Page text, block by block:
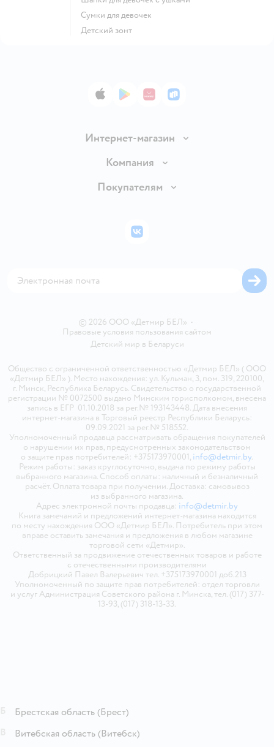
Сумки для девочек
Детский зонт
App StoreGoogle Play
AppGallery
RuStore
Интернет-магазин
Доставка и оплата
Правила продажи
Политика использования файлов cookie
Компания
Вакансии
Покупателям
Бонусные карты
© 2026 ООО «Детмир БЕЛ» •
Правовые условия пользования сайтом
Детский мир в Беларуси
Общество с ограниченной ответственностью «Детмир БЕЛ» ( ООО
«Детмир БЕЛ» ). Место нахождения: ул. Кульман, 3, пом. 319, 220100,
г. Минск, Республика Беларусь. Свидетельство о государственной
регистрации № 0072500 выдано Минским горисполкомом, внесена
запись в ЕГР 01.10.2018 за рег.№ 193143448. Дата внесения
интернет-магазина в Торговый реестр Республики Беларусь:
09.09.2021 за рег.№ 518552.
Уполномоченный продавца рассматривать обращения покупателей
о нарушении их прав, предусмотренных законодательством
о защите прав потребителей: +375173970001, info@detmir.by.
Режим работы: заказ круглосуточно, выдача по режиму работы
выбранного магазина. Способ оплаты: наличный и безналичный
расчёт. Оплата товара при получении. Доставка: самовывоз
из выбранного магазина.
Адрес электронной почты продавца: info@detmir.by
Книга замечаний и предложений интернет-магазина находится
по месту нахождения ООО «Детмир БЕЛ». Потребитель при этом
вправе оставить замечания и предложения в любом магазине
торговой сети «Детмир».
Ответственный за продвижение отечественных товаров и работе
с отечественными производителями
Добрицкий Павел Валерьевич тел. +375173970001 доб.213
Уполномоченный по защите прав потребителей: отдел торговли
и услуг Администрация Советского района г. Минска, тел. (017) 377-
13-93, (017) 318-13-33.
ВКонтакте
Брестская область (Брест)
Витебская область (Витебск)